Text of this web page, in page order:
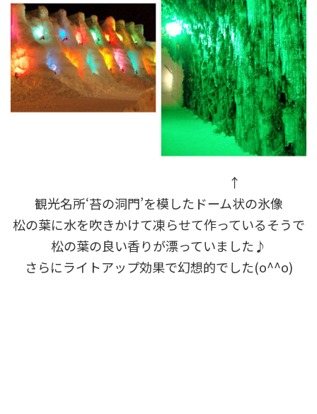
↑
観光名所‘苔の洞門’を模したドーム状の氷像
松の葉に水を吹きかけて凍らせて作っているそうで
松の葉の良い香りが漂っていました♪
さらにライトアップ効果で幻想的でした(o^^o)